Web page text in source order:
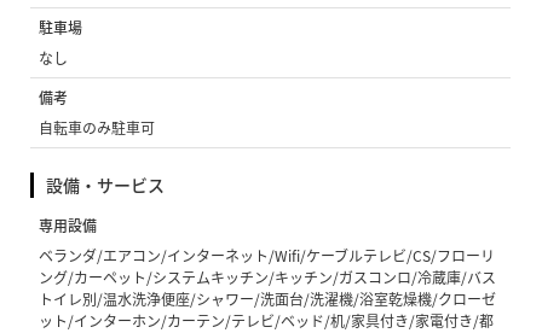
駐車場
なし
備考
自転車のみ駐車可
設備・サービス
専用設備
ベランダ/エアコン/インターネット/Wifi/ケーブルテレビ/CS/フローリ
ング/カーペット/システムキッチン/キッチン/ガスコンロ/冷蔵庫/バス
トイレ別/温水洗浄便座/シャワー/洗面台/洗濯機/浴室乾燥機/クローゼ
ット/インターホン/カーテン/テレビ/ベッド/机/家具付き/家電付き/都